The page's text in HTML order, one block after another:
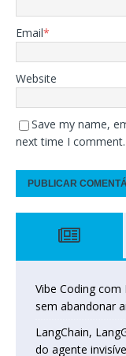
Email*
Website
Save my name,
next time I comment.
Vibe Coding
sem abandonar
LangChain,
do agente